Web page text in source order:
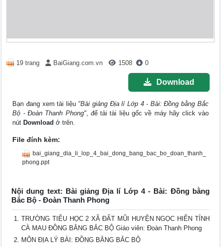
19 trang BaiGiang.com.vn 1508 0
Download
Bạn đang xem tài liệu "Bài giảng Địa lí Lớp 4 - Bài: Đồng bằng Bắc
Bộ - Đoàn Thanh Phong", để tải tài liệu gốc về máy hãy click vào
nút Download ở trên.
File đính kèm:
bai_giang_dia_li_lop_4_bai_dong_bang_bac_bo_doan_thanh_
phong.ppt
Nội dung text: Bài giảng Địa lí Lớp 4 - Bài: Đồng bằng
Bắc Bộ - Đoàn Thanh Phong
TRƯỜNG TIỂU HỌC 2 XÃ ĐẤT MŨI HUYỆN NGỌC HIỂN TỈNH
CÀ MAU ĐỒNG BẰNG BẮC BỘ Giáo viên: Đoàn Thanh Phong
MÔN ĐỊA LÝ BÀI: ĐỒNG BẰNG BẮC BỘ